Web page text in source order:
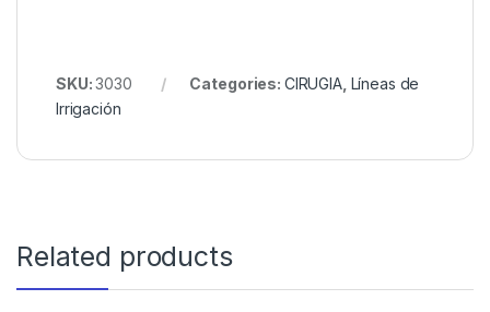
SKU:3030 Categories: CIRUGIA, Líneas de
Irrigación
Related products